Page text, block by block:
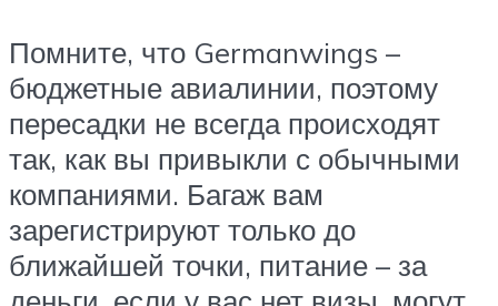
Помните, что Germanwings –
бюджетные авиалинии, поэтому
пересадки не всегда происходят
так, как вы привыкли с обычными
компаниями. Багаж вам
зарегистрируют только до
ближайшей точки, питание – за